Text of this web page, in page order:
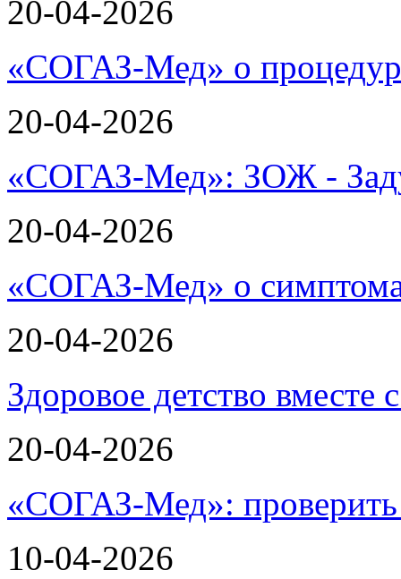
20-04-2026
«СОГАЗ-Мед» о
20-04-2026
«СОГАЗ-Мед»: ЗОЖ -
20-04-2026
«СОГАЗ-Мед» о
20-04-2026
Здоровое детство
20-04-2026
«СОГАЗ-Мед»: проверить
10-04-2026